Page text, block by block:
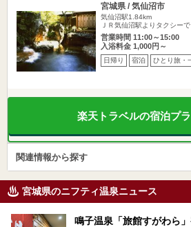
宮城県 / 気仙沼市
気仙沼駅1.84km
ＪＲ気仙沼駅よりタクシー
営業時間 11:00～15:00
入浴料金 1,000円～
日帰り 宿泊 ひとり旅・
楽天トラベルの宿泊プ
関連情報から探す
宮城県のニフティ温泉ニュース
鳴子温泉「旅館すがわら